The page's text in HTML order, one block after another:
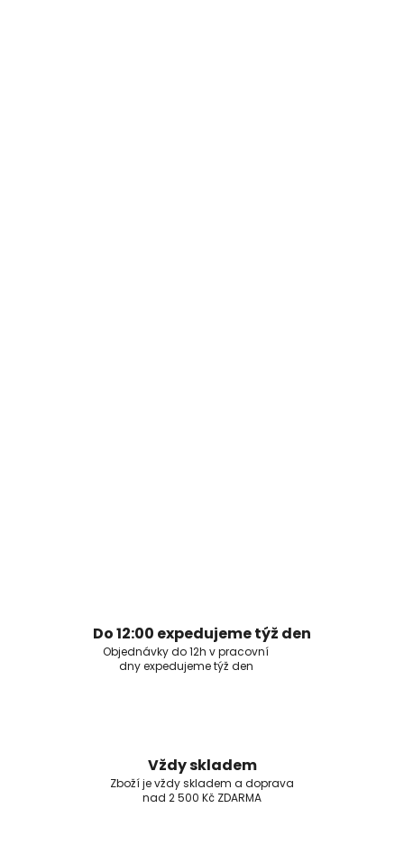
Do 12:00 expedujeme týž den
Objednávky do 12h v pracovní
dny expedujeme týž den
Vždy skladem
Zboží je vždy skladem a doprava
nad 2 500 Kč ZDARMA